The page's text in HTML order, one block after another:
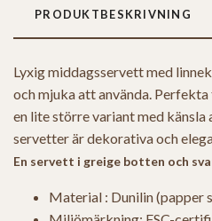
PRODUKTBESKRIVNING
Lyxig middagsservett med
och mjuka att använda.
en lite större variant med känsla
servetter är dekorativa och
En servett i greige botten och
Material : Dunilin (papper